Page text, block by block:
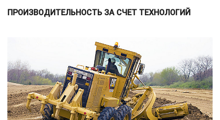
ПРОИЗВОДИТЕЛЬНОСТЬ ЗА СЧЕТ ТЕХНОЛОГИЙ